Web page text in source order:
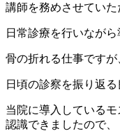
講師を務めさせていた
日常診療を行いなが
骨の折れる仕事ですが
日頃の診察を振り返る
当院に導入している
認識できましたので、